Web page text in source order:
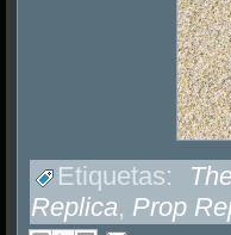
Etiquetas:
Replica, Prop